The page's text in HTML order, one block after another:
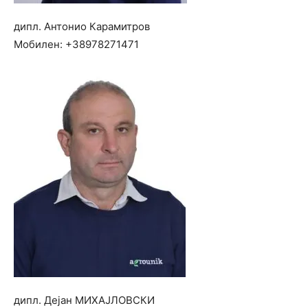
дипл. Антонио Карамитров
Мобилен: +38978271471
дипл. Дејан МИХАЈЛОВСКИ